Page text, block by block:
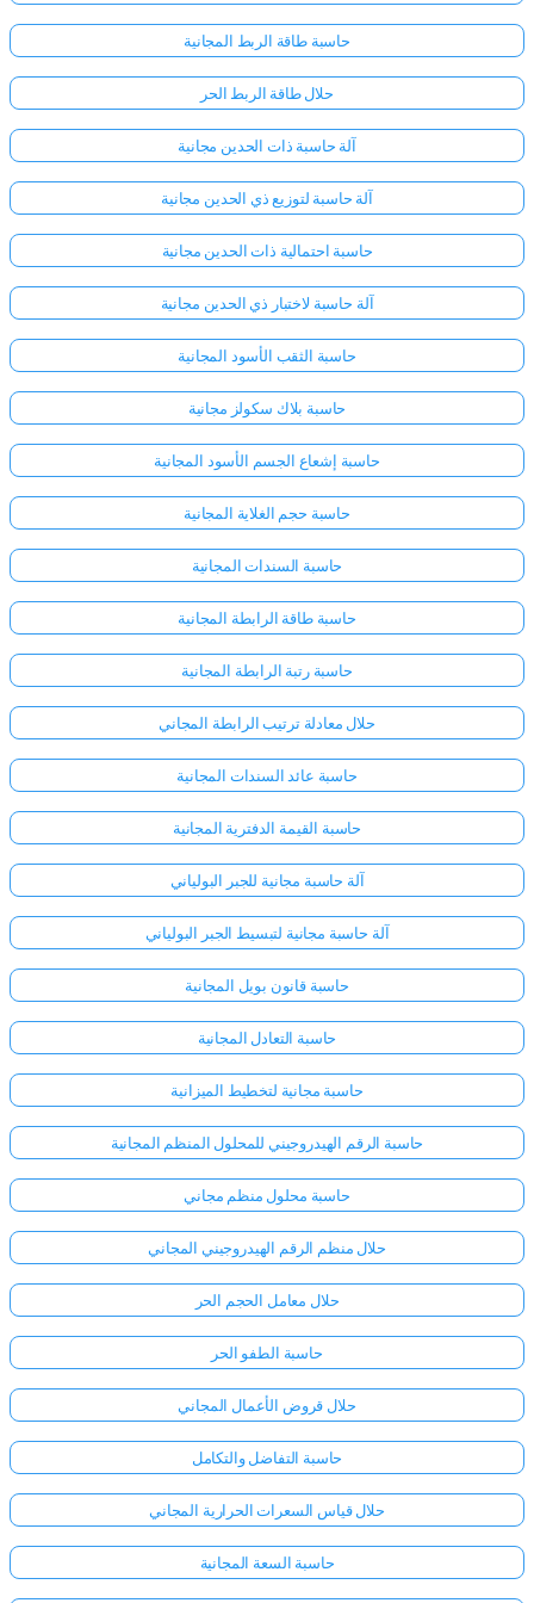
توجد
أسئلة
بعد
اطرح
سؤالك
الأول
حاسبة طاقة الربط المجانية
حلال طاقة الربط الحر
آلة حاسبة ذات الحدين مجانية
آلة حاسبة لتوزيع ذي الحدين مجانية
حاسبة احتمالية ذات الحدين مجانية
آلة حاسبة لاختبار ذي الحدين مجانية
حاسبة الثقب الأسود المجانية
حاسبة بلاك سكولز مجانية
حاسبة إشعاع الجسم الأسود المجانية
حاسبة حجم الغلاية المجانية
حاسبة السندات المجانية
حاسبة طاقة الرابطة المجانية
حاسبة رتبة الرابطة المجانية
حلال معادلة ترتيب الرابطة المجاني
حاسبة عائد السندات المجانية
حاسبة القيمة الدفترية المجانية
آلة حاسبة مجانية للجبر البولياني
آلة حاسبة مجانية لتبسيط الجبر البولياني
حاسبة قانون بويل المجانية
حاسبة التعادل المجانية
حاسبة مجانية لتخطيط الميزانية
حاسبة الرقم الهيدروجيني للمحلول المنظم المجانية
حاسبة محلول منظم مجاني
حلال منظم الرقم الهيدروجيني المجاني
حلال معامل الحجم الحر
حاسبة الطفو الحر
حلال قروض الأعمال المجاني
حاسبة التفاضل والتكامل
حلال قياس السعرات الحرارية المجاني
حاسبة السعة المجانية